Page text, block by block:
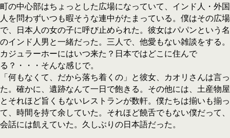
町の中心部はちょっとした広場になっていて、インド人・外国
人を問わずいつも暇そうな連中がたまっている。僕はその広場
で、日本人の女の子に呼び止められた。彼女はパパンという名
のインド人男と一緒だった。三人で、他愛もない雑談をする。
カジュラーホーにはいつ来た？日本ではどこに住んで
る？・・・そんな感じで。
「何もなくて、だから落ち着くの」と彼女、カオリさんは言っ
た。確かに、遺跡なんて一日で飽きる。その他には、土産物屋
とそれほど旨くもないレストランが数軒。僕たちは揃いも揃っ
て、時間を持て余していた。それほど饒舌でもない僕だって、
会話には飢えていた。久しぶりの日本語だった。